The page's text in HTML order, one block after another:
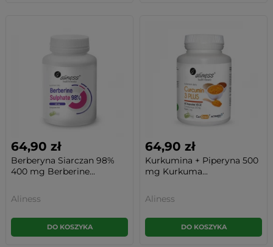
64,90 zł
Berberyna Siarczan 98%
400 mg Berberine...
Aliness
DO KOSZYKA
64,90 zł
Kurkumina + Piperyna 500
mg Kurkuma...
Aliness
DO KOSZYKA